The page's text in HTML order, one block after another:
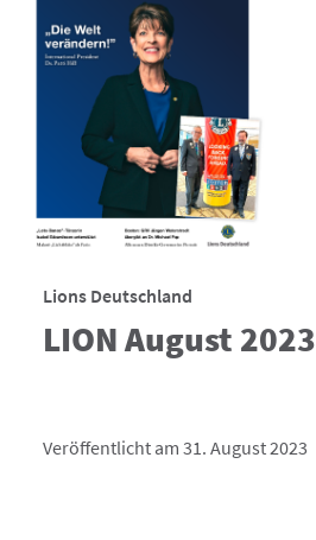
Lions Deutschland
LION August 2023
Veröffentlicht am 31. August 2023